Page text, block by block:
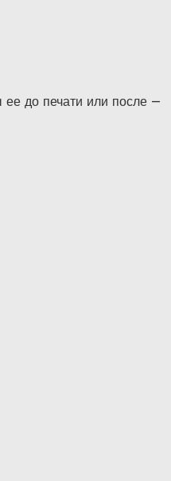
ее до печати или после —